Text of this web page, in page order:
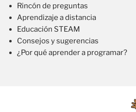
Rincón de preguntas
Aprendizaje a distancia
Educación STEAM
Consejos y sugerencias
¿Por qué aprender a programar?